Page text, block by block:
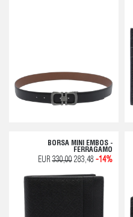
BORSA MINI EMBOS -
FERRAGAMO
EUR330,00283,48 -14%